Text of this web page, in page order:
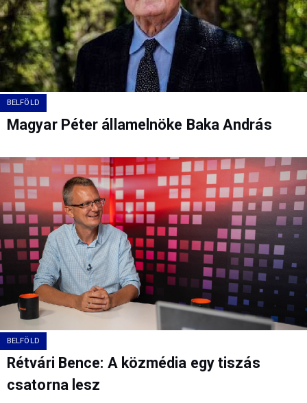
BELFÖLD
Magyar Péter államelnöke Baka András
BELFÖLD
Rétvári Bence: A közmédia egy tiszás
csatorna lesz